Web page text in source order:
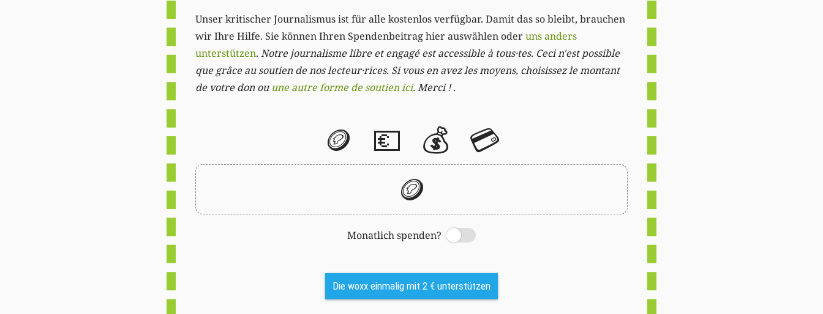
Unser kritischer Journalismus ist für alle kostenlos verfügbar. Damit das so bleibt, brauchen
wir Ihre Hilfe. Sie können Ihren Spendenbeitrag hier auswählen oderuns anders
unterstützen. Notre journalisme libre et engagé est accessible à tous·tes. Ceci n'est possible
que grâce au soutien de nos lecteur·rices. Si vous en avez les moyens, choisissez le montant
de votre don ou une autre forme de soutien ici. Merci ! .
🪙 💶 💰 💳
🪙
Monatlich spenden?
Switch
Die woxx einmalig mit 2 € unterstützen